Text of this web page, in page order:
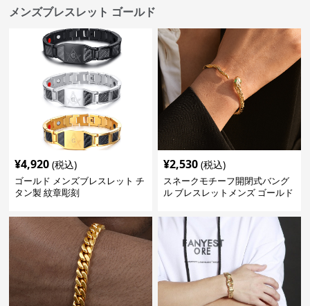
メンズブレスレット ゴールド
¥4,920 (税込)
ゴールド メンズブレスレット チ
タン製 紋章彫刻
¥2,530 (税込)
スネークモチーフ開閉式バング
ル ブレスレットメンズ ゴールド